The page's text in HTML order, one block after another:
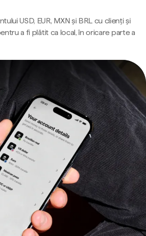
USD, EUR, MXN și BRL cu clienți și
a fi plătit ca local, în oricare parte a